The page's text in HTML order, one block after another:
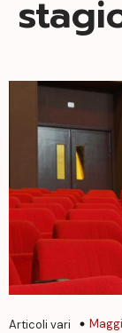
Articoli vari